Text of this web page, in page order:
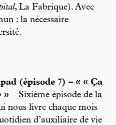
, La Fabrique). Avec
: la nécessaire
(épisode 7) – « « Ça
» – Sixième épisode de la
nous livre chaque mois
d’auxiliaire de vie